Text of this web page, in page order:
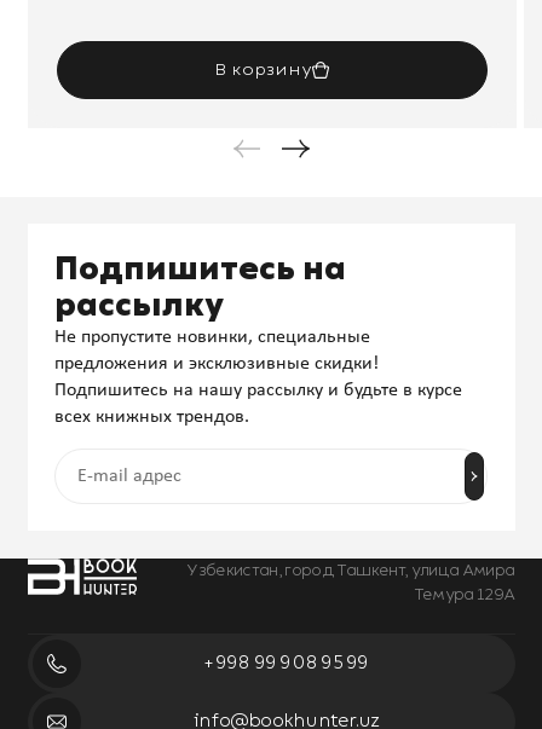
В корзину
Узбекистан, город Ташкент, улица Амира
Темура 129А
+998 99 908 95 99
info@bookhunter.uz
Подпишитесь на
рассылку
Не пропустите новинки, специальные
предложения и эксклюзивные скидки!
Подпишитесь на нашу рассылку и будьте в курсе
всех книжных трендов.